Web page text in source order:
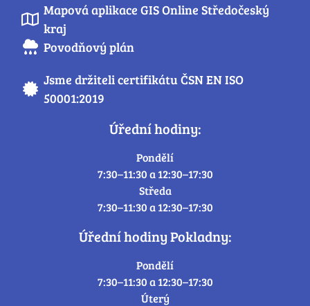
Mapová aplikace GIS Online Středočeský
kraj
Povodňový plán
Jsme držiteli certifikátu ČSN EN ISO
50001:2019
Úřední hodiny:
Pondělí
7:30–11:30 a 12:30–17:30
Středa
7:30–11:30 a 12:30–17:30
Úřední hodiny Pokladny:
Pondělí
7:30–11:30 a 12:30–17:30
Úterý